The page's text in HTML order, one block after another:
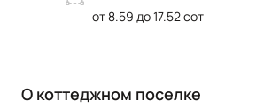
от 8.59 до 17.52 сот
О коттеджном поселке